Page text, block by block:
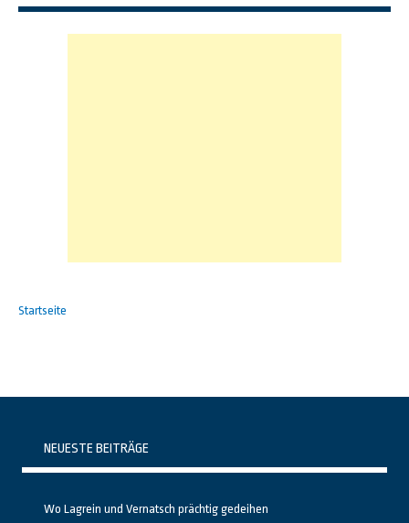
Startseite
NEUESTE BEITRÄGE
Wo Lagrein und Vernatsch prächtig gedeihen